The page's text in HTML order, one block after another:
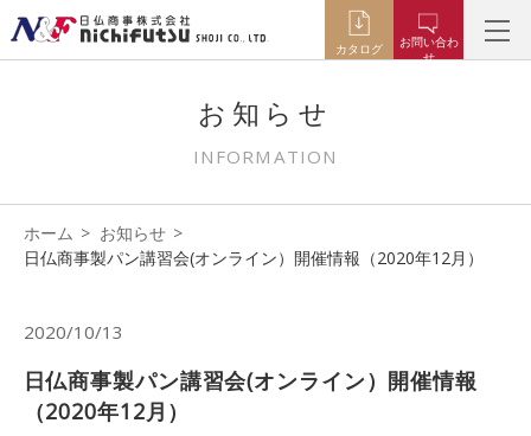
カタログ
お問い合わ
せ
お知らせ
INFORMATION
ホーム
お知らせ
日仏商事製パン講習会(オンライン）開催情報（2020年12月）
2020/10/13
日仏商事製パン講習会(オンライン）開催情報
（2020年12月）